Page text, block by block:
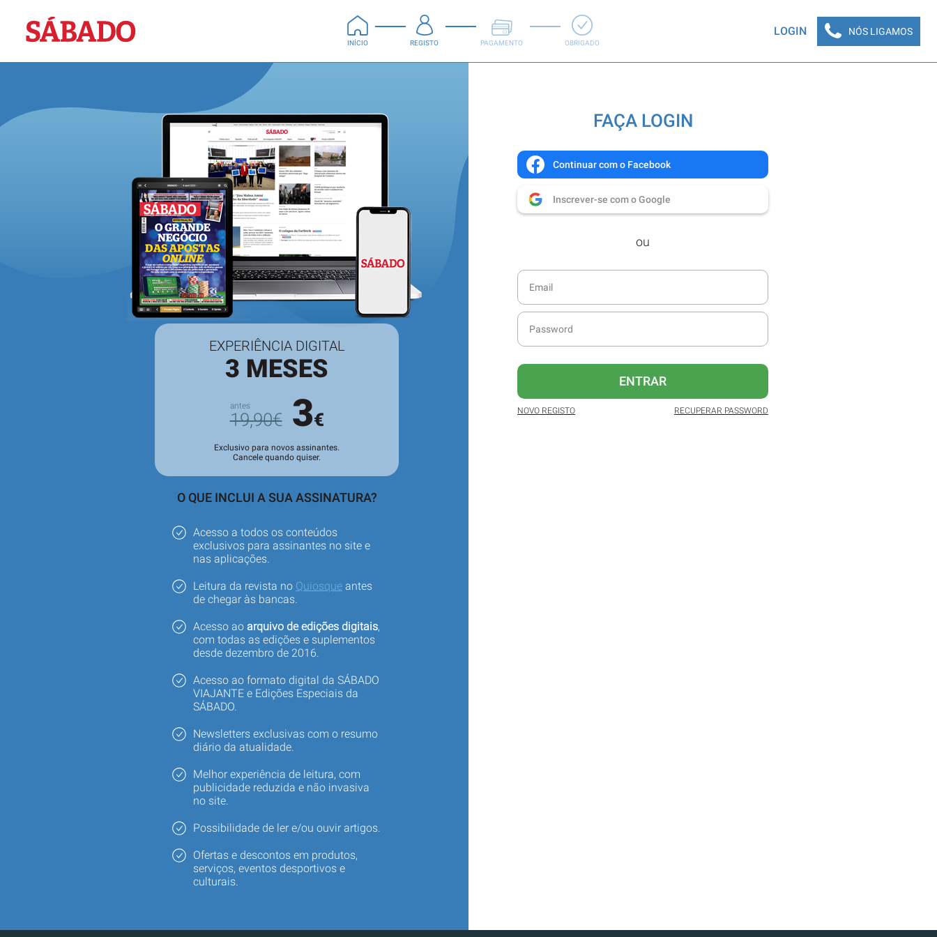
Sábado
INÍCIO REGISTO PAGAMENTO OBRIGADO
LOGIN NÓS LIGAMOS
EXPERIÊNCIA DIGITAL
3 MESES
19,90€ 3€
Exclusivo para novos assinantes.
Cancele quando quiser.
O QUE INCLUI A SUA ASSINATURA?
Acesso a todos os conteúdos
exclusivos para assinantes no site e
nas aplicações.
Leitura da revista no Quiosque antes
de chegar às bancas.
Acesso ao arquivo de edições digitais,
com todas as edições e suplementos
desde dezembro de 2016.
Acesso ao formato digital da SÁBADO
VIAJANTE e Edições Especiais da
SÁBADO.
Newsletters exclusivas com o resumo
diário da atualidade.
Melhor experiência de leitura, com
publicidade reduzida e não invasiva
no site.
Possibilidade de ler e/ou ouvir artigos.
Ofertas e descontos em produtos,
serviços, eventos desportivos e
culturais.
FAÇA LOGIN
Continuar com o Facebook
Inscrever-se com o Google
ou
ENTRAR
NOVO REGISTO RECUPERAR PASSWORD